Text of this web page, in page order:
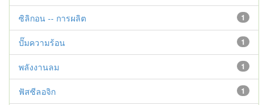
1
ซิลิกอน -- การผลิต
1
ปั๊มความร้อน
1
พลังงานลม
1
ฟัสซีลอจิก